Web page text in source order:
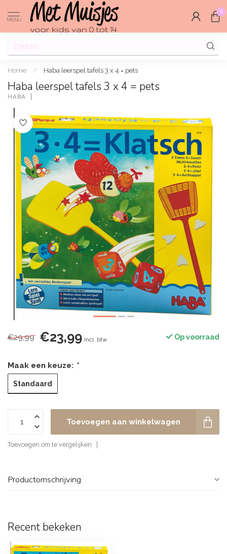
MENU
0
Home / Haba leerspel tafels 3 x 4 = pets
Haba leerspel tafels 3 x 4 = pets
HABA
€29,99 €23,99 Incl. btw Op voorraad
Maak een keuze: *
Standaard
Toevoegen aan winkelwagen
Toevoegen om te vergelijken
Productomschrijving
Recent bekeken